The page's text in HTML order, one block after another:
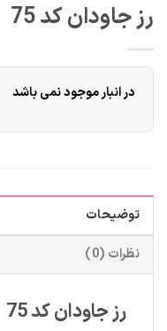
رز جاودان کد 75
در انبار موجود نمی باشد
توضیحات
نظرات (0)
رز جاودان کد 75